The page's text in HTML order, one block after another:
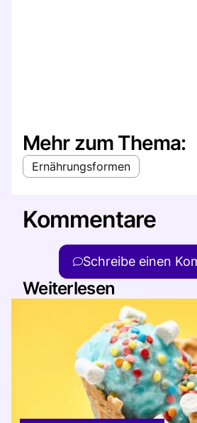
Mehr zum Thema:
Ernährungsformen
Kommentare
Schreibe einen
Weiterlesen